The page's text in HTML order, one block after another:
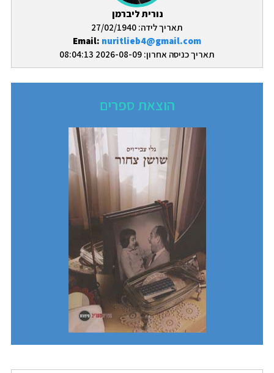
נורית ליברמן
תאריך לידה: 27/02/1940
Email: nuritlieb4@gmail.com
תאריך כניסה אחרון: 2026-08-09 08:04:13
הוצאת ספרים